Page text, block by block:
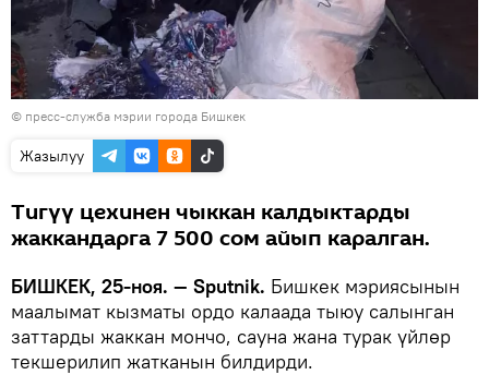
© пресс-служба мэрии города Бишкек
Жазылуу
Тигүү цехинен чыккан калдыктарды
жаккандарга 7 500 сом айып каралган.
БИШКЕК, 25-ноя. — Sputnik. Бишкек мэриясынын
маалымат кызматы ордо калаада тыюу салынган
заттарды жаккан мончо, сауна жана турак үйлөр
текшерилип жатканын билдирди.